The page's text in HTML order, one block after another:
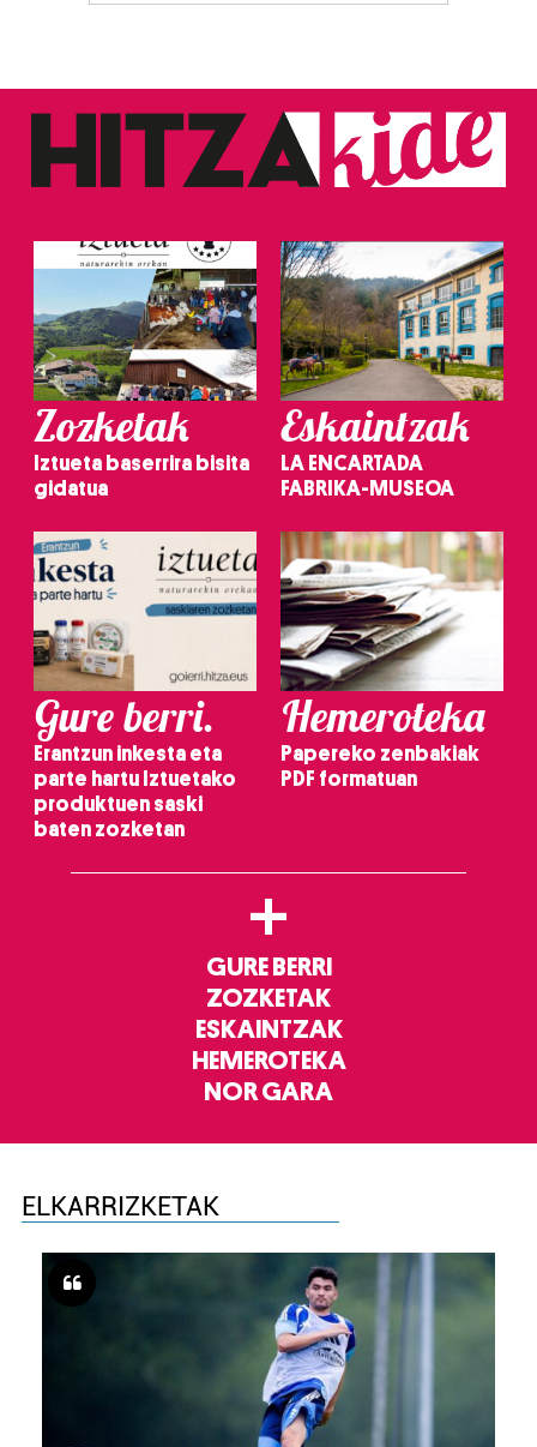
Zozketak
Iztueta baserrira bisita
gidatua
Eskaintzak
LA ENCARTADA
FABRIKA-MUSEOA
Gure berri.
Erantzun inkesta eta
parte hartu Iztuetako
produktuen saski
baten zozketan
Hemeroteka
Papereko zenbakiak
PDF formatuan
+
GURE BERRI
ZOZKETAK
ESKAINTZAK
HEMEROTEKA
NOR GARA
ELKARRIZKETAK